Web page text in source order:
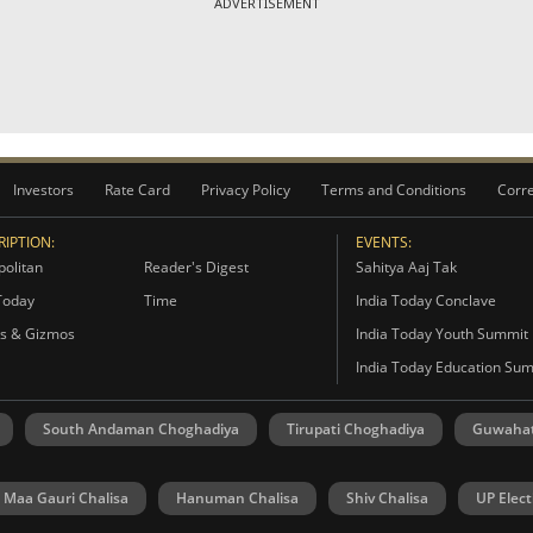
Investors Rate Card Privacy Policy Terms and Conditions
Reader's Digest
Time
& Gizmos
EVENTS:
Sahitya Aaj Tak
India Today Conclave
India Today Youth Summit
India Today Education
South Andaman Choghadiya Tirupati Choghadiya
Maa Gauri Chalisa Hanuman Chalisa Shiv Chalisa UP